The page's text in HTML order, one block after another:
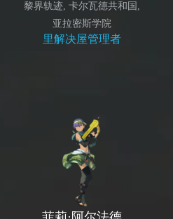
黎界轨迹, 卡尔瓦德共和国 ,
亚拉密斯学院
里解决屋管理者